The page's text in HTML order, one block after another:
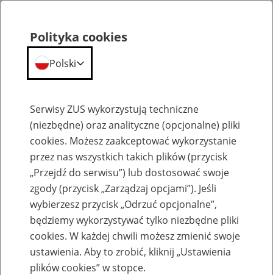
Szkolenia
Zaproś ZUS do siebie - zakładanie profili
eZUS w siedzibie Twojej firmy
Polityka cookies
Polski
Serwisy ZUS wykorzystują techniczne
(niezbędne) oraz analityczne (opcjonalne) pliki
cookies. Możesz zaakceptować wykorzystanie
przez nas wszystkich takich plików (przycisk
„Przejdź do serwisu”) lub dostosować swoje
zgody (przycisk „Zarządzaj opcjami”). Jeśli
wybierzesz przycisk „Odrzuć opcjonalne”,
będziemy wykorzystywać tylko niezbędne pliki
cookies. W każdej chwili możesz zmienić swoje
ustawienia. Aby to zrobić, kliknij „Ustawienia
plików cookies” w stopce.